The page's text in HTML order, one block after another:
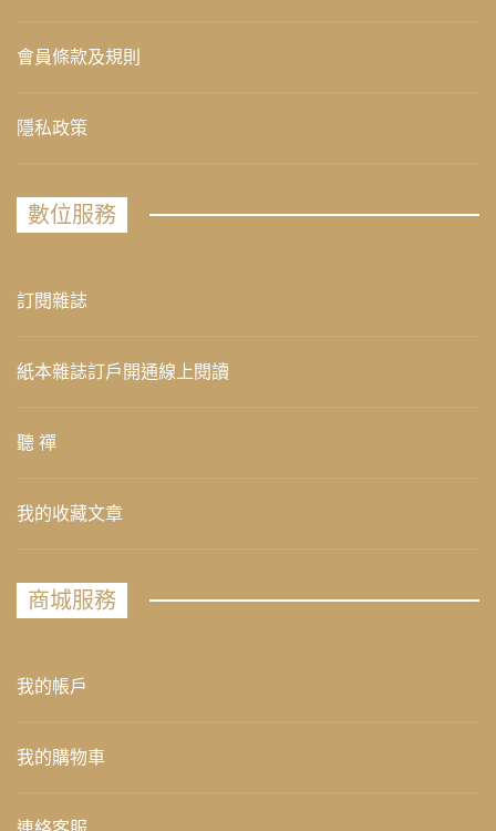
會員條款及規則
隱私政策
數位服務
訂閱雜誌
紙本雜誌訂戶開通線上閱讀
聽 禪
我的收藏文章
商城服務
我的帳戶
我的購物車